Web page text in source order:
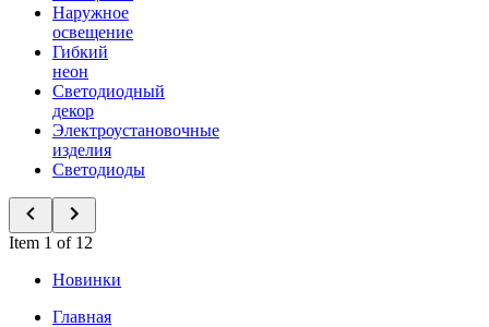
Наружное
освещение
Гибкий
неон
Светодиодный
декор
Электроустановочные
изделия
Светодиоды
Item 1 of 12
Новинки
Главная